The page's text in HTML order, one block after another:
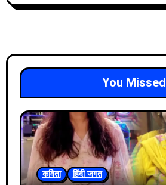
You Missed
कविता हिंदी जगत